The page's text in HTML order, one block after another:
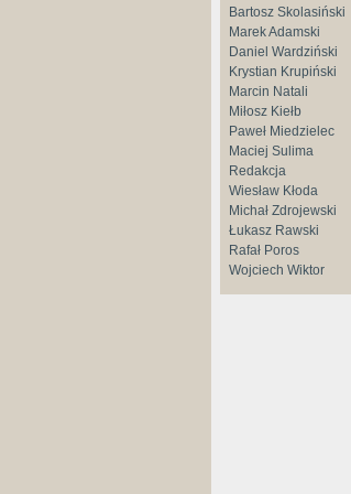
Bartosz Skolasiński
Marek Adamski
Daniel Wardziński
Krystian Krupiński
Marcin Natali
Miłosz Kiełb
Paweł Miedzielec
Maciej Sulima
Redakcja
Wiesław Kłoda
Michał Zdrojewski
Łukasz Rawski
Rafał Poros
Wojciech Wiktor